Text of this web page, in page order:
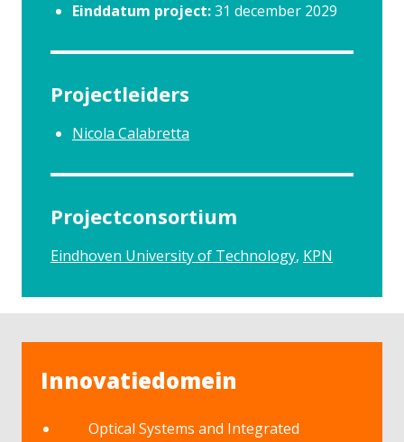
Einddatum project:31 december 2029
Projectleiders
Nicola Calabretta
Projectconsortium
Eindhoven University of Technology KPN
Innovatiedomein
Optical Systems and Integrated